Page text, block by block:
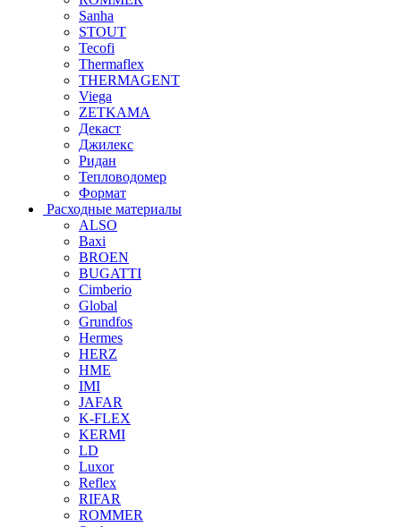
Sanha
STOUT
Tecofi
Thermaflex
THERMAGENT
Viega
ZETKAMA
Декаст
Джилекс
Ридан
Тепловодомер
Формат
Расходные материалы
ALSO
Baxi
BROEN
BUGATTI
Cimberio
Global
Grundfos
Hermes
HERZ
HME
IMI
JAFAR
K-FLEX
KERMI
LD
Luxor
Reflex
RIFAR
ROMMER